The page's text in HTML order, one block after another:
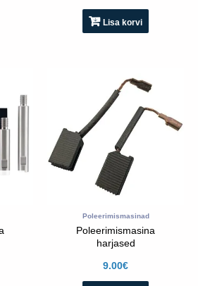
Lisa korvi
Poleerimismasinad
Poleerimismasina
harjased
9.00€